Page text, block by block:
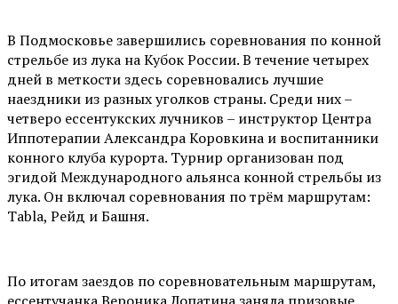
В Подмосковье завершились соревнования по конной
стрельбе из лука на Кубок России. В течение четырех
дней в меткости здесь соревновались лучшие
наездники из разных уголков страны. Среди них –
четверо ессентукских лучников – инструктор Центра
Иппотерапии Александра Коровкина и воспитанники
конного клуба курорта. Турнир организован под
эгидой Международного альянса конной стрельбы из
лука. Он включал соревнования по трём маршрутам:
Tabla, Рейд и Башня.
По итогам заездов по соревновательным маршрутам,